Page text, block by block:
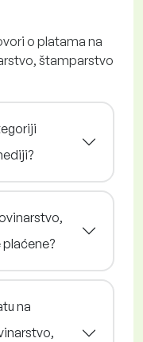
o platama na
štamparstvo
na